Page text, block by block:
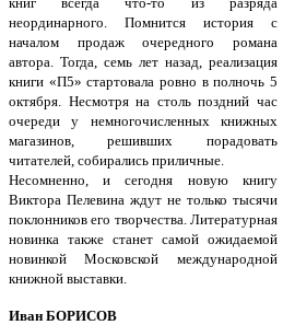
неординарного. Помнится история с
началом продаж очередного романа
автора. Тогда, семь лет назад, реализация
книги «П5» стартовала ровно в полночь 5
октября. Несмотря на столь поздний час
очереди у немногочисленных книжных
магазинов, решивших порадовать
читателей, собирались приличные.
Несомненно, и сегодня новую книгу
Виктора Пелевина ждут не только тысячи
поклонников его творчества. Литературная
новинка также станет самой ожидаемой
новинкой Московской международной
книжной выставки.
Иван БОРИСОВ